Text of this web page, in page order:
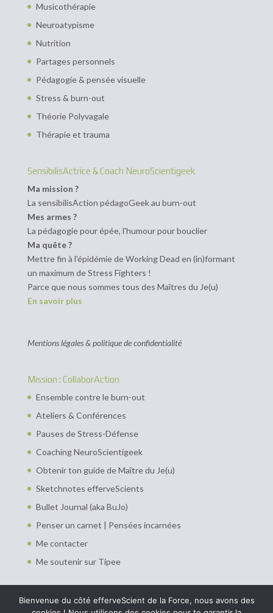
Musicothérapie
Neuroatypisme
Nutrition
Partages personnels
Pédagogie & pensée visuelle
Stress & burn-out
Théorie Polyvagale
Thérapie et trauma
SensibilisActrice & Coach NeuroScientigeek
Ma mission ?
La sensibilisAction pédagoGeek au burn-out
Mes armes ?
La pédagogie pour épée, l'humour pour bouclier
Ma quête ?
Mettre fin à l'épidémie de Working Dead en (in)formant
un maximum de Stress Fighters !
Parce que nous sommes tous des Maîtres du Je(u)
En savoir plus
Mentions légales & politique de confidentialité
Mission : CollaborAction
Ensemble contre le burn-out
Ateliers & Conférences
Pauses de Stress-Défense
Coaching NeuroScientigeek
Obtenir ton guide de Maître du Je(u)
Sketchnotes efferveScients
Bullet Journal (aka BuJo)
Penser un carnet | Pensées incarnées
Me contacter
Me soutenir sur Tipee
Bienvenue du côté efferveScient de la Force, nous avons des